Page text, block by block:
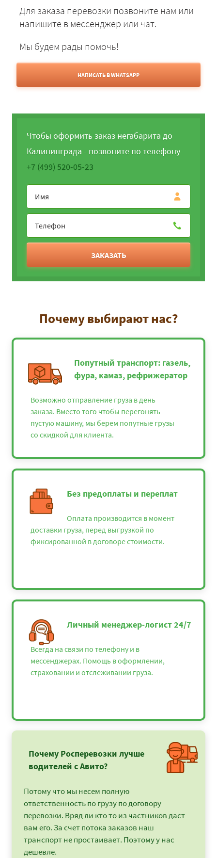
Для заказа перевозки позвоните нам или
напишите в мессенджер или чат.
Мы будем рады помочь!
НАПИСАТЬ В WHATSAPP
Чтобы оформить заказ негабарита до
Калининграда - позвоните по телефону
+7 (499) 520-05-23
ЗАКАЗАТЬ
Почему выбирают нас?
Попутный транспорт: газель,
фура, камаз, рефрижератор
Возможно отправление груза в день
заказа. Вместо того чтобы перегонять
пустую машину, мы берем попутные грузы
со скидкой для клиента.
Без предоплаты и переплат
Оплата производится в момент
доставки груза, перед выгрузкой по
фиксированной в договоре стоимости.
Личный менеджер-логист 24/7
Всегда на связи по телефону и в
мессенджерах. Помощь в оформлении,
страховании и отслеживании груза.
Почему Росперевозки лучше
водителей с Авито?
Потому что мы несем полную
ответственность по грузу по договору
перевозки. Вряд ли кто то из частников даст
вам его. За счет потока заказов наш
транспорт не простаивает. Поэтому у нас
дешевле.